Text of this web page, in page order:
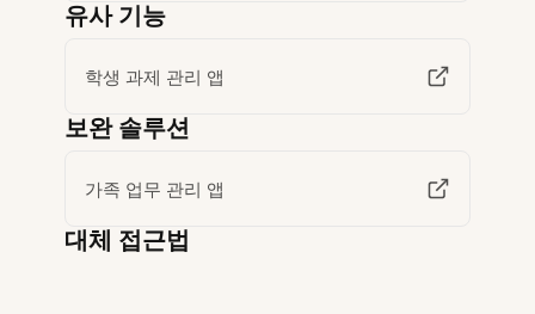
유사 기능
학생 과제 관리 앱
보완 솔루션
가족 업무 관리 앱
대체 접근법